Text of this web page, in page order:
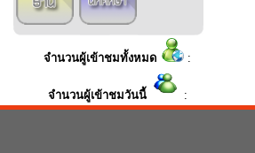
จำนวนผู้เข้าชมทั้งหมด :
จำนวนผู้เข้าชมวันนี้ :